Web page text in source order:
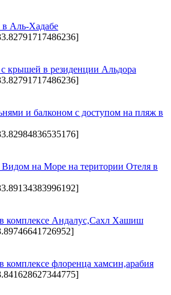
в Аль-Хадабе
крышей в резиденции Альдора
и балконом с доступом на пляж в
на Море на територии Отеля в
в комплексе Андалус,Сахл Хашиш
комплексе флоренца хамсин,арабия